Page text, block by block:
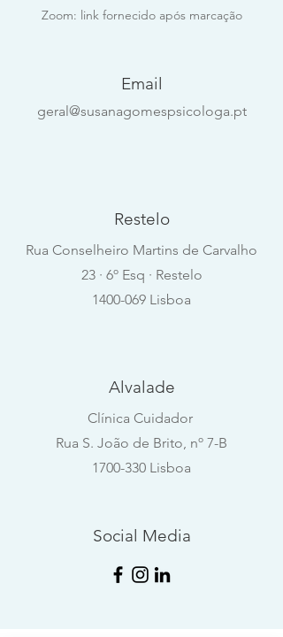
Zoom: link fornecido após marcação
Email
geral@susanagomespsicologa.pt
Restelo
Rua Conselheiro Martins de Carvalho
23 · 6º Esq · Restelo
1400-069 Lisboa
Alvalade
Clínica Cuidador
Rua S. João de Brito, nº 7-B
1700-330 Lisboa
Social Media